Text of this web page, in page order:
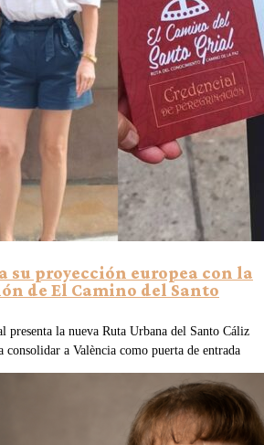
su proyección europea con la
de El Camino del Santo
presenta la nueva Ruta Urbana del Santo Cáliz
consolidar a València como puerta de entrada